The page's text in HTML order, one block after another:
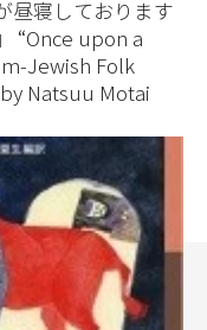
昼寝しております
“Once upon a
Jewish Folk
Natsuu Motai